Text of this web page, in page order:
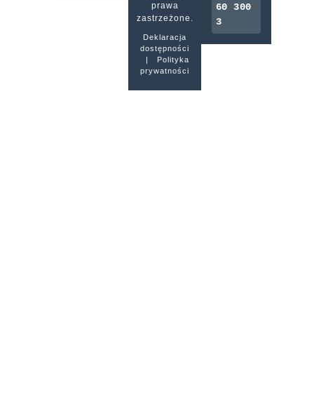
prawa
zastrzeżone.
Deklaracja
dostępności
|
Polityka
prywatności
60 300
3